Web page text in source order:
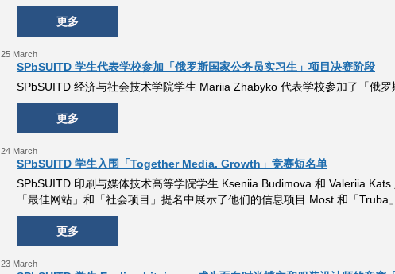
更多
25 March
SPbSUITD 学生代表学校参加「俄罗斯国家公务员实习生」项目决赛阶段
SPbSUITD 经济与社会技术学院学生 Mariia Zhabyko 代表学校参加了「俄
更多
24 March
SPbSUITD 学生入围「Together Media. Growth」竞赛短名单
SPbSUITD 印刷与媒体技术高等学院学生 Kseniia Budimova 和 Valeriia
「最佳网站」和「社会项目」提名中展示了他们的信息项目 Most 和「Truba
更多
23 March